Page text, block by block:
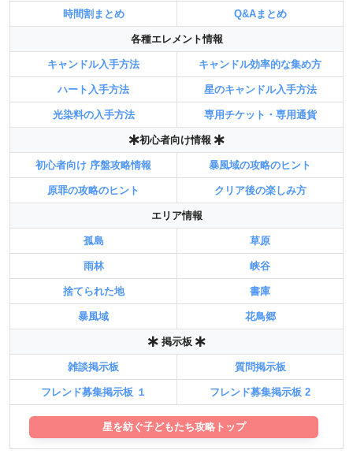
時間割まとめ Q&Aまとめ
各種エレメント情報
キャンドル入手方法 キャンドル効率的な集め方
ハート入手方法 星のキャンドル入手方法
光染料の入手方法 専用チケット・専用通貨
初心者向け情報
初心者向け 序盤攻略情報 暴風域の攻略のヒント
原罪の攻略のヒント クリア後の楽しみ方
エリア情報
孤島 草原
雨林 峡谷
捨てられた地 書庫
暴風域 花鳥郷
掲示板
雑談掲示板 質問掲示板
フレンド募集掲示板 １ フレンド募集掲示板 2
星を紡ぐ子どもたち攻略トップ